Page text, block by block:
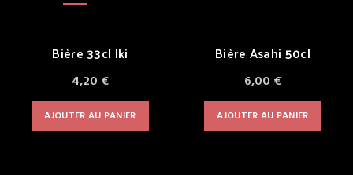
Bière 33cl Iki
4,20 €
AJOUTER AU PANIER
Bière Asahi 50cl
6,00 €
AJOUTER AU PANIER